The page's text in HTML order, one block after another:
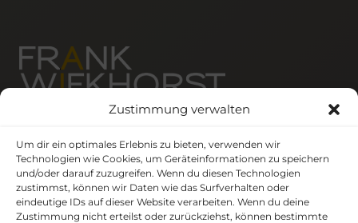
Zustimmung verwalten
Um dir ein optimales Erlebnis zu bieten, verwenden wir
Technologien wie Cookies, um Geräteinformationen zu speichern
und/oder darauf zuzugreifen. Wenn du diesen Technologien
zustimmst, können wir Daten wie das Surfverhalten oder
eindeutige IDs auf dieser Website verarbeiten. Wenn du deine
Zustimmung nicht erteilst oder zurückziehst, können bestimmte
Speaker, der Führungskräfte inspiriert, ihr volles
Potenzial zu entfalten und nachhaltige
Veränderungen in ihren Organisationen zu
bewirken.